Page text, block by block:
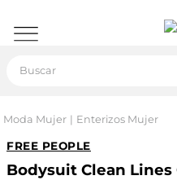
Moda Mujer Enterizos Mujer
FREE PEOPLE
Bodysuit Clean Lines